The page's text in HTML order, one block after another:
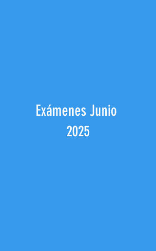
Exámenes Junio
2025